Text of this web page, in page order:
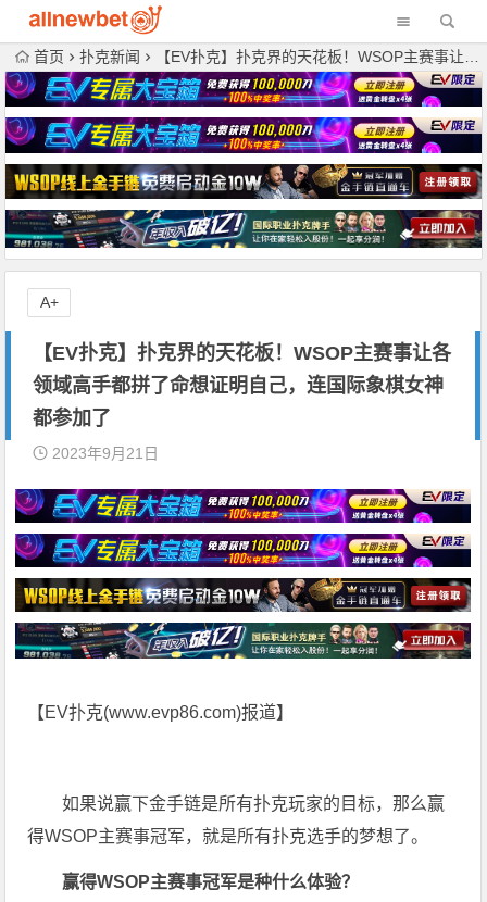
首页 扑克新闻 【EV扑克】扑克界的天花板！WSOP主赛事让各领域高手都拼了命想证明自己，连国际象棋女神都参加了
【EV扑克】扑克界的天花板！WSOP主赛事让各
领域高手都拼了命想证明自己，连国际象棋女神
都参加了
2023年9月21日
【EV扑克(www.evp86.com)报道】
如果说赢下金手链是所有扑克玩家的目标，那么赢
得WSOP主赛事冠军，就是所有扑克选手的梦想了。
赢得WSOP主赛事冠军是种什么体验？
A+